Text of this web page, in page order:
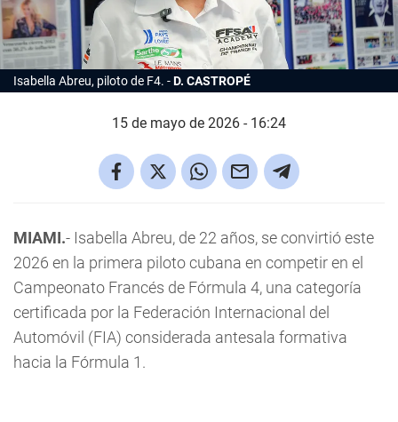
Isabella Abreu, piloto de F4. D. CASTROPÉ
15 de mayo de 2026 - 16:24
MIAMI.- Isabella Abreu, de 22 años, se convirtió este
2026 en la primera piloto cubana en competir en el
Campeonato Francés de Fórmula 4, una categoría
certificada por la Federación Internacional del
Automóvil (FIA) considerada antesala formativa
hacia la Fórmula 1.